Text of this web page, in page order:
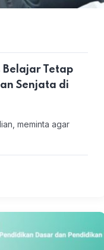
Belajar Tetap
Senjata di
meminta agar